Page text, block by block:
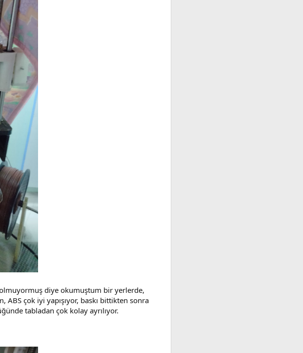
diye okumuştum bir yerlerde,
ABS çok iyi yapışıyor, baskı bittikten sonra
tabladan çok kolay ayrılıyor.